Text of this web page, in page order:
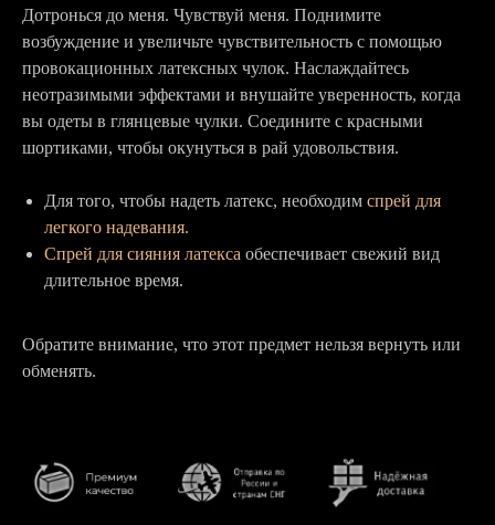
Дотронься до меня. Чувствуй меня. Поднимите
возбуждение и увеличьте чувствительность с помощью
провокационных латексных чулок. Наслаждайтесь
неотразимыми эффектами и внушайте уверенность, когда
вы одеты в глянцевые чулки. Соедините с красными
шортиками, чтобы окунуться в рай удовольствия.
Для того, чтобы надеть латекс, необходим спрей для
легкого надевания.
Спрей для сияния латекса обеспечивает свежий вид
длительное время.
Обратите внимание, что этот предмет нельзя вернуть или
обменять.